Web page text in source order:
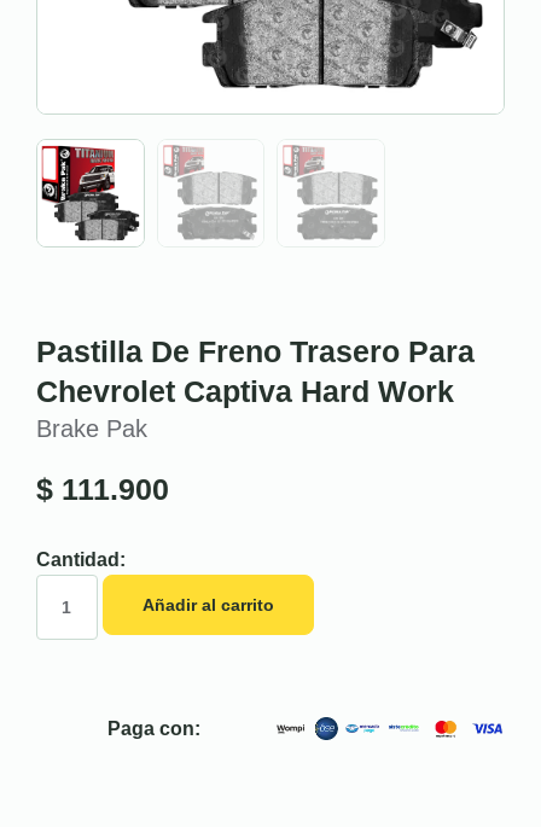
Pastilla De Freno Trasero Para
Chevrolet Captiva Hard Work
Brake Pak
$ 111.900
Cantidad:
Añadir al carrito
Paga con: